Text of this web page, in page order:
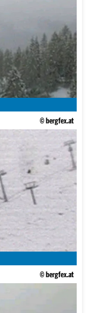
© bergfex.at
© bergfex.at